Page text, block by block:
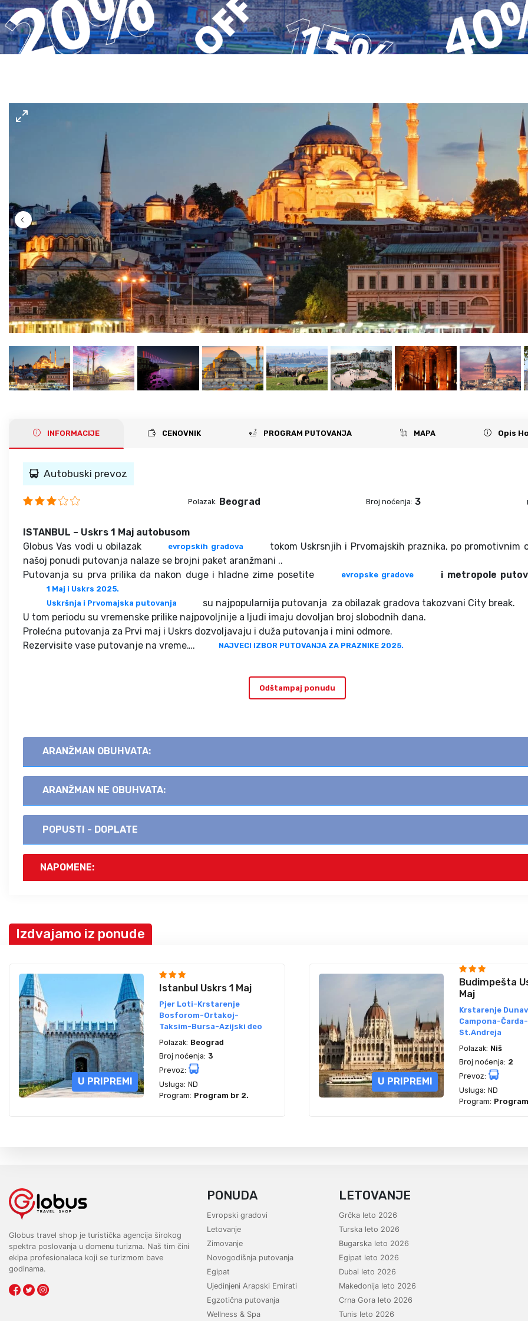
Gerakini
Psakoudia
Metamorfozis
Toroni
Vourvourou
Sarti
Krf
Tasos
Evia
Kefalonija
Santorini
Mikonos
Ohrid
Istra – Pula
Umag
INFORMACIJE CENOVNIK PROGRAM PUTOVANJA MAPA Opis
Autobuski prevoz
Polazak: Beograd Broj noćenja: 3
ISTANBUL – Uskrs 1 Maj autobusom
Globus Vas vodi u obilazak
evropskih gradova
tokom Uskrsnjih i Prvomajskih praznika, po promotivnim
našoj ponudi putovanja nalaze se brojni paket aranžmani ..
Putovanja su prva prilika da nakon duge i hladne zime posetite
evropske gradove i metropole
1 Maj i Uskrs 2025.
Uskršnja i Prvomajska putovanja
su najpopularnija putovanja za obilazak gradova takozvani City break.
U tom periodu su vremenske prilike najpovoljnije a ljudi imaju dovoljan broj slobodnih dana.
Prolećna putovanja za Prvi maj i Uskrs dozvoljavaju i duža putovanja i mini odmore.
Rezervisite vase putovanje na vreme….
NAJVECI IZBOR PUTOVANJA ZA PRAZNIKE 2025.
Odštampaj ponudu
ARANŽMAN OBUHVATA:
ARANŽMAN NE OBUHVATA:
POPUSTI - DOPLATE
NAPOMENE:
Izdvajamo iz ponude
U PRIPREMI
Istanbul Uskrs 1 Maj
Pjer Loti-Krstarenje
Bosforom-Ortakoj-
Taksim-Bursa-Azijski deo
Polazak: Beograd
Broj noćenja: 3
Prevoz:
Usluga: ND
Program: Program br 2.
U PRIPREMI
Budimpešta
Maj
Krstarenje
Campona-Čarda-
St.Andreja
Polazak: Niš
Broj noćenja: 2
Prevoz:
Usluga: ND
Program:
Globus travel shop je turistička agencija širokog
spektra poslovanja u domenu turizma. Naš tim čini
ekipa profesionalaca koji se turizmom bave
godinama.
PONUDA
Evropski gradovi
Letovanje
Zimovanje
Novogodišnja putovanja
Egipat
Ujedinjeni Arapski Emirati
Egzotična putovanja
Wellness & Spa
LETOVANJE
Grčka leto 2026
Turska leto 2026
Bugarska leto 2026
Egipat leto 2026
Dubai leto 2026
Makedonija leto 2026
Crna Gora leto 2026
Tunis leto 2026